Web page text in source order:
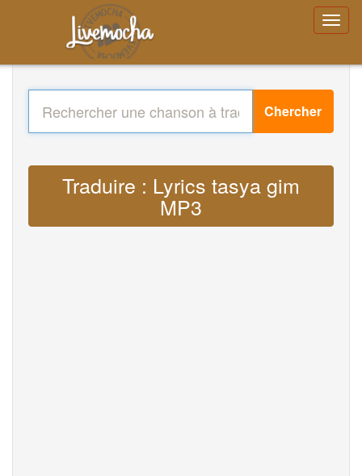
Chercher
Traduire : Lyrics tasya gim
MP3